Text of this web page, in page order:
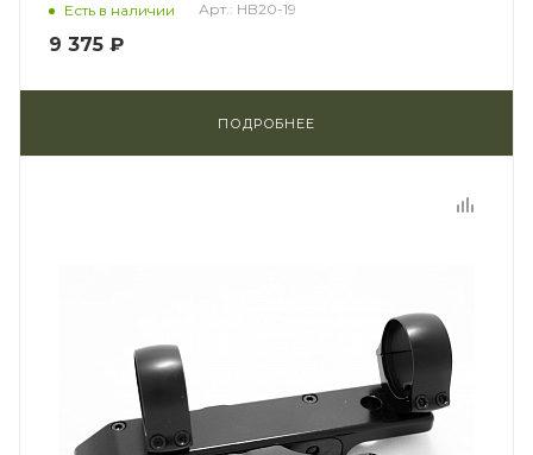
Есть в наличии Арт.: HB20-19
9 375 ₽
ПОДРОБНЕЕ